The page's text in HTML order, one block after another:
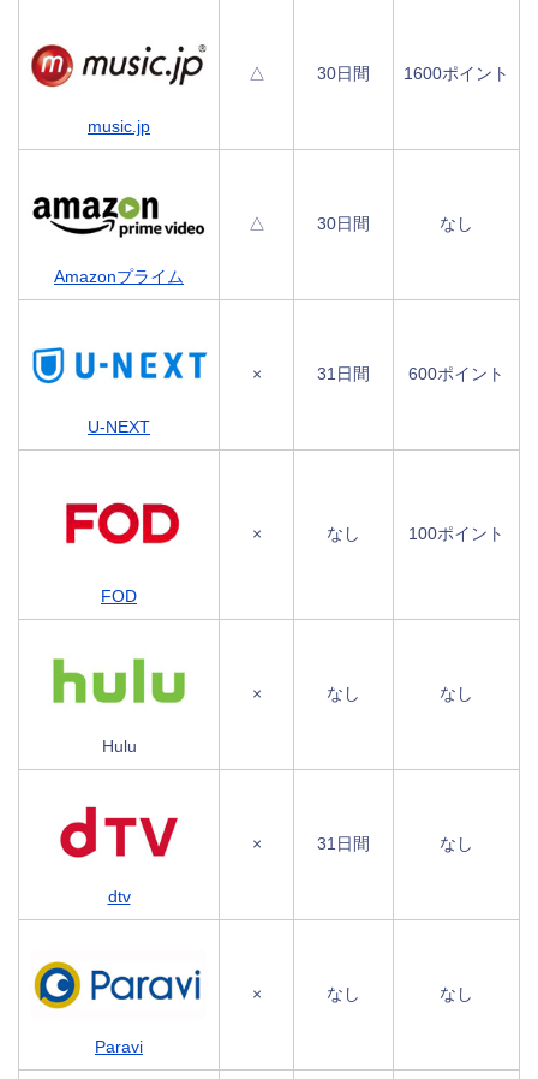
music.jp
△ 30日間 1600ポイント
Amazonプライム
△ 30日間 なし
U-NEXT
× 31日間 600ポイント
FOD
× なし 100ポイント
Hulu
× なし なし
dtv
× 31日間 なし
Paravi
× なし なし